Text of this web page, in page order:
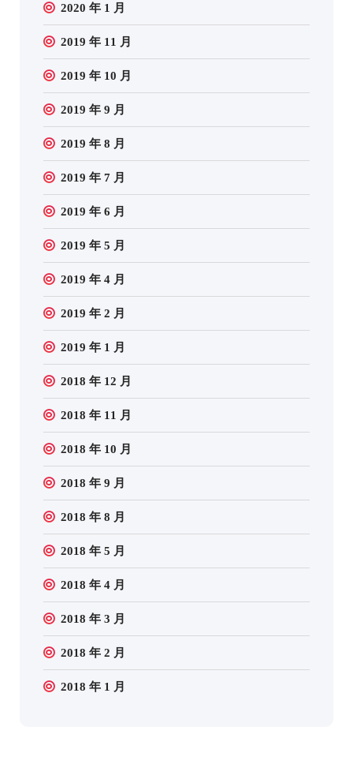
2020 年 1 月
2019 年 11 月
2019 年 10 月
2019 年 9 月
2019 年 8 月
2019 年 7 月
2019 年 6 月
2019 年 5 月
2019 年 4 月
2019 年 2 月
2019 年 1 月
2018 年 12 月
2018 年 11 月
2018 年 10 月
2018 年 9 月
2018 年 8 月
2018 年 5 月
2018 年 4 月
2018 年 3 月
2018 年 2 月
2018 年 1 月